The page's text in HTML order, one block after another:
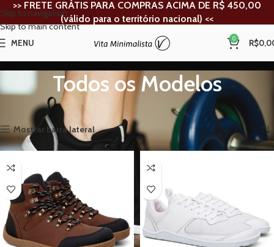
Skip to navigation
Skip to main content
>> FRETE GRÁTIS PARA COMPRAS ACIMA DE R$ 450,00
(válido para o território nacional) <<
MENU 0 R$
Todos os Modelos
Todos os Modelos Mostrando todos os 15 resultados
Mostrar barra lateral